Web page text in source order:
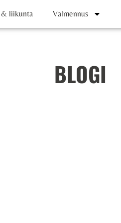
& liikunta Valmennus
BLOGI